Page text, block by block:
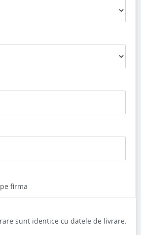
firma
sunt identice cu datele de livrare.